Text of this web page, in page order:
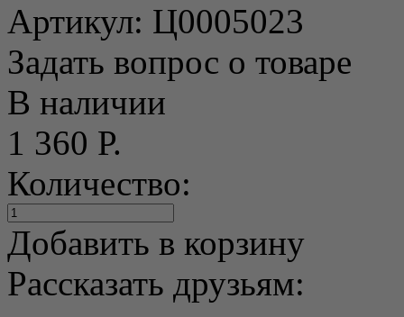
Артикул: Ц0005023
Задать вопрос о товаре
В наличии
1 360 Р.
Количество:
Добавить в корзину
Рассказать друзьям: